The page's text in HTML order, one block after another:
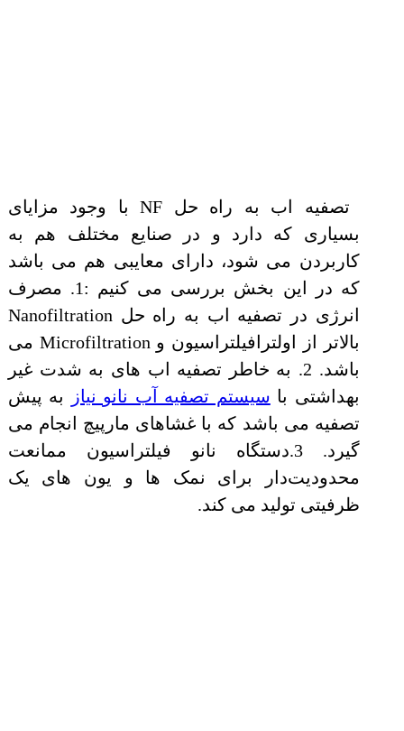
تصفیه اب به راه حل NF با وجود مزایای
بسیاری که دارد و در صنایع مختلف هم به
کاربردن می شود، دارای معایبی هم می باشد
که در این بخش بررسی می کنیم :1. مصرف
انرژی در تصفیه اب به راه حل Nanofiltration
بالاتر از اولترافیلتراسیون و Microfiltration می
باشد. 2. به خاطر تصفیه اب های به شدت غیر
بهداشتی با سیستم تصفیه آب نانو نیاز
به پیش
تصفیه می باشد که با غشاهای مارپیچ انجام می
گیرد. 3.دستگاه نانو فیلتراسیون ممانعت
محدودیت‌دار برای نمک ‌ها و یون ‌های یک
ظرفیتی تولید می کند.